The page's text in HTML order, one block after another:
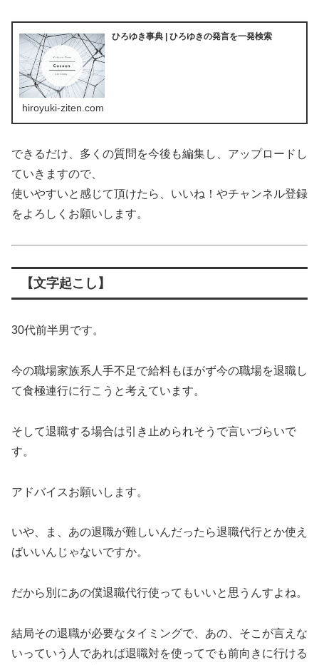
ひろゆき事典 | ひろゆきの発言を一発検索
hiroyuki-ziten.com
できるだけ、多くの質問を今後も編集し、アップロードし
ていきますので、
使いやすいと感じて頂けたら、いいね！やチャンネル登録
をよろしくお願いします。
【文字起こし】
30代前半男です。
今の職場家族系人手不足で給料もほがず今の職場を退職し
て食極連行に行こうと考えています。
そして退職する場合は引き止められそうで言いづらいで
す。
アドバイスお願いします。
いや、ま、あの退職が難しいんだったら退職代行とか使え
ばいいんじゃないですか。
だから別にあの僕退職代行使ってもいいと思うんすよね。
結局その退職が必要なタイミングで、あの、そこが言えな
いっていう人であれば退職対を使ってでも前向きに行ける